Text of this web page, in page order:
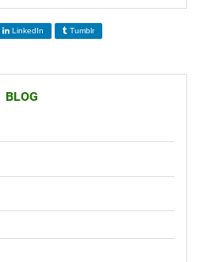
LinkedIn Tumblr
BLOG